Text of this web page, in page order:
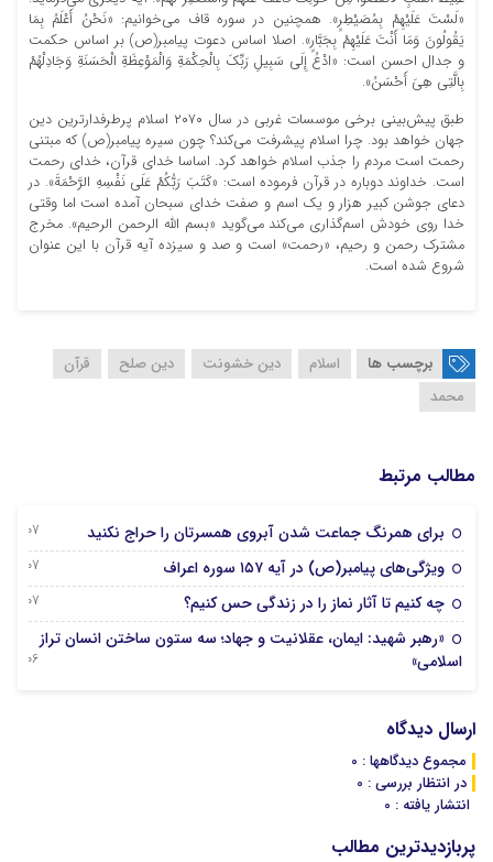
«لَسْتَ عَلَيْهِمْ بِمُصَيْطِرٍ». همچنین در سوره قاف می‌خوانیم: «نَحْنُ أَعْلَمُ بِمَا
يَقُولُونَ وَمَا أَنْتَ عَلَيْهِمْ بِجَبَّارٍ». اصلا اساس دعوت پیامبر(ص) بر اساس حکمت
و جدال احسن است: «ادْعُ إِلَى سَبِيلِ رَبِّكَ بِالْحِكْمَةِ وَالْمَوْعِظَةِ الْحَسَنَةِ وَجَادِلْهُمْ
بِالَّتِي هِيَ أَحْسَنُ».
طبق پیش‌بینی‌ برخی موسسات غربی در سال ۲۰۷۰ اسلام پرطرفدارترین دین
جهان خواهد بود. چرا اسلام پیشرفت می‌کند؟ چون سیره پیامبر(ص) که مبتنی
رحمت است مردم را جذب اسلام خواهد کرد. اساسا خدای قرآن، خدای رحمت
است. خداوند دوباره در قرآن فرموده است: «كَتَبَ رَبُّكُمْ عَلَى نَفْسِهِ الرَّحْمَةَ». در
دعای جوشن کبیر هزار و یک اسم و صفت خدای سبحان آمده است اما وقتی
خدا روی خودش اسم‌گذاری می‌کند می‌گوید «بسم الله الرحمن الرحیم». مخرج
مشترک رحمن و رحیم، «رحمت» است و صد و سیزده آیه قرآن با این عنوان
شروع شده است.
برچسب ها اسلام دین خشونت دین صلح
قرآن
محمد
مطالب مرتبط
برای همرنگ جماعت شدن آبروی همسرتان را حراج نکنید 07 آگوست 2026
ویژگی‌های پیامبر(ص) در آیه ۱۵۷ سوره اعراف 07 آگوست 2026
چه کنیم تا آثار نماز را در زندگی حس کنیم؟ 07 آگوست 2026
«رهبر شهید: ایمان، عقلانیت و جهاد؛ سه ستون ساختن انسان تراز
اسلامی»
06 آگوست 2026
ارسال دیدگاه
مجموع دیدگاهها : 0
در انتظار بررسی : 0
انتشار یافته : 0
پربازدیدترین مطالب